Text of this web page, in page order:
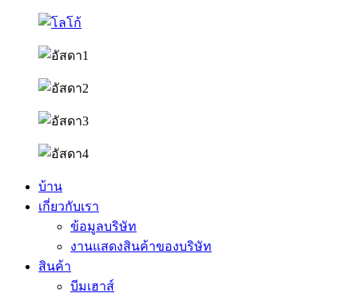
บ้าน
เกี่ยวกับเรา
ข้อมูลบริษัท
งานแสดงสินค้าของบริษัท
สินค้า
บีมเฮาส์